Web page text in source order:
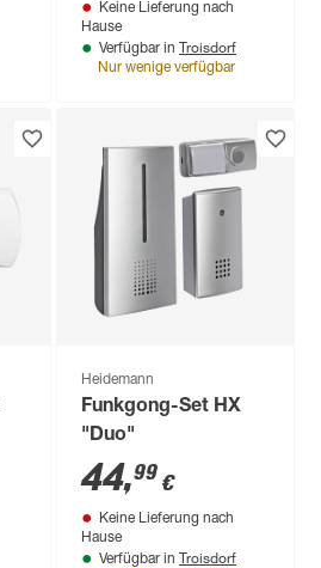
Keine Lieferung nach
Hause
Verfügbar in Troisdorf
Nur wenige verfügbar
Heidemann
Funkgong-Set HX
"Duo"
44,99 €
Keine Lieferung nach
Hause
Verfügbar in Troisdorf